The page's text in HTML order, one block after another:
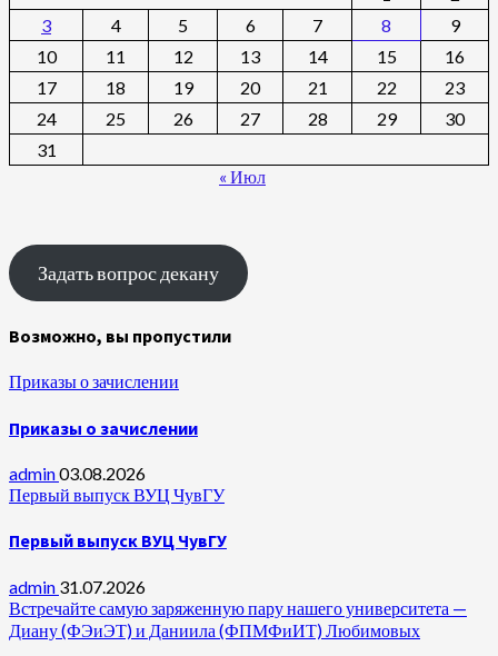
3
4 5 6 7 8
9
10
11 12 13 14 15
16
17
18 19 20 21 22
23
24
25 26 27 28 29
30
31
« Июл
Задать вопрос декану
Возможно, вы пропустили
Приказы о зачислении
Приказы о зачислении
admin03.08.2026
Первый выпуск ВУЦ ЧувГУ
Первый выпуск ВУЦ ЧувГУ
admin 31.07.2026
Встречайте самую заряженную пару нашего университета —
Диану (ФЭиЭТ) и Даниила (ФПМФиИТ) Любимовых